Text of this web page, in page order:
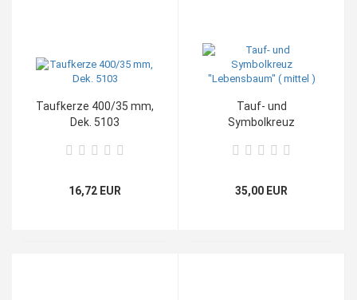
Taufkerze 400/35 mm,
Dek. 5103
16,72 EUR
Tauf- und
Symbolkreuz
)
35,00 EUR